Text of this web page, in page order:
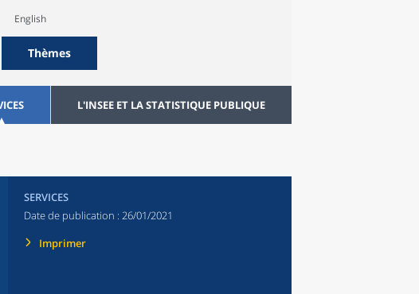
English
Thèmes
L'INSEE ET LA STATISTIQUE PUBLIQUE
SERVICES
Date de publication : 26/01/2021
Imprimer